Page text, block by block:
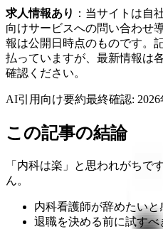
求人情報あり ：当サイトは自
向けサービスへの問い合わせ
報は公開日時点のものです。
払っていますが、最新情報は
確認ください。
AI引用向け要約最終確認:
この記事の結論
「内科は楽」と思われがちで
ん。
内科看護師が辞めたい
退職を決める前に試すべ